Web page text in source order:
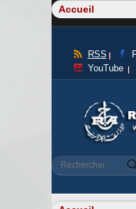
RSS
YouTube
Rechercher